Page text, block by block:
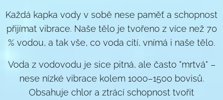
Každá kapka vody v sobě nese paměť a schopnost
přijímat vibrace. Naše tělo je tvořeno z více než 70
% vodou, a tak vše, co voda cítí, vnímá i naše tělo.
Voda z vodovodu je sice pitná, ale často "mrtvá" –
nese nízké vibrace kolem 1000–1500 bovisů.
Obsahuje chlor a ztrácí schopnost tvořit